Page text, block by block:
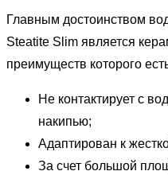
Главным достоинством
Steatite Slim является
преимуществ которого
Не контактирует с
накипью;
Адаптирован к
За счет большой